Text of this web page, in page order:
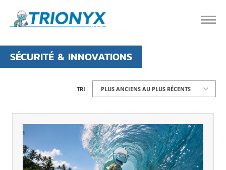
SÉCURITÉ & INNOVATIONS
TRI PLUS ANCIENS AU PLUS RÉCENTS